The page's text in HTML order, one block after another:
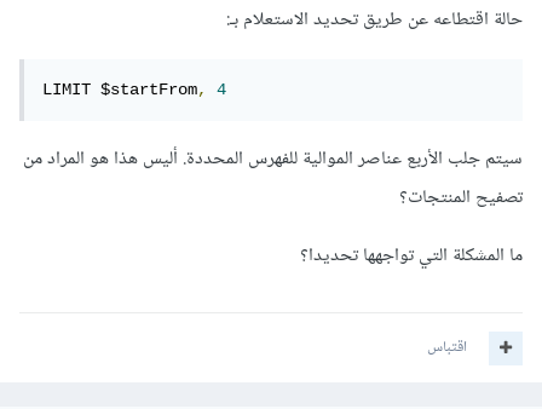
حالة اقتطاعه عن طريق تحديد الاستعلام بـ:
LIMIT $startFrom, 4
سيتم جلب الأربع عناصر الموالية للفهرس المحددة. أليس هذا هو المراد من
تصفيح المنتجات؟
ما المشكلة التي تواجهها تحديدا؟
اقتباس